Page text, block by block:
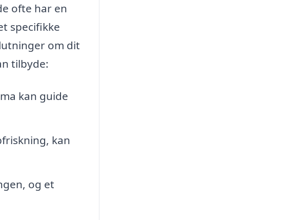
ofte har en
specifikke
om dit
tilbyde:
kan guide
kan
og et